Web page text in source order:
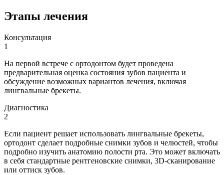
Этапы лечения
Консультация
1
На первой встрече с ортодонтом будет проведена
предварительная оценка состояния зубов пациента и
обсуждение возможных вариантов лечения, включая
лингвальные брекеты.
Диагностика
2
Если пациент решает использовать лингвальные брекеты,
ортодонт сделает подробные снимки зубов и челюстей, чтобы
подробно изучить анатомию полости рта. Это может включать
в себя стандартные рентгеновские снимки, 3D-сканирование
или оттиск зубов.